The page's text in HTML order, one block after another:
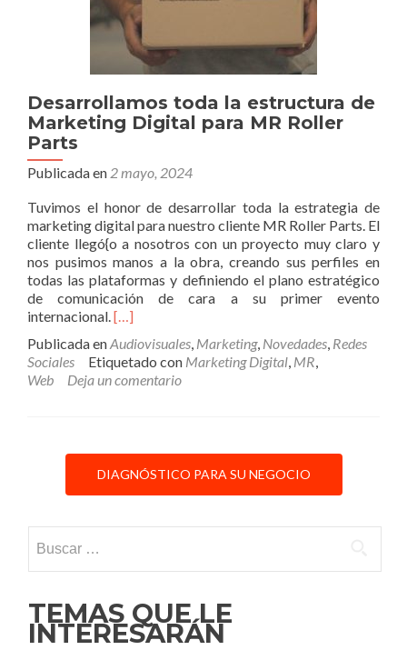
Desarrollamos toda la estructura de
Marketing Digital para MR Roller
Parts
Publicada en 2 mayo, 2024
Tuvimos el honor de desarrollar toda la estrategia de
marketing digital para nuestro cliente MR Roller Parts. El
cliente llegó{o a nosotros con un proyecto muy claro y
nos pusimos manos a la obra, creando sus perfiles en
todas las plataformas y definiendo el plano estratégico
de comunicación de cara a su primer evento
internacional.Leer
toda
la
estructura
MR
Roller
[…]
Publicada enAudiovisuales, Marketing, Novedades, Redes
Sociales
Etiquetado con Marketing Digital, MR,
Web
Deja un comentario
DIAGNÓSTICO PARA SU NEGOCIO
TEMAS QUE LE
INTERESARÁN